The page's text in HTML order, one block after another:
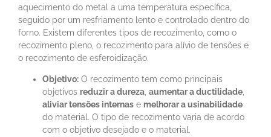
aquecimento do metal a uma temperatura específica,
seguido por um resfriamento lento e controlado dentro do
forno. Existem diferentes tipos de recozimento, como o
recozimento pleno, o recozimento para alívio de tensões e
o recozimento de esferoidização.
Objetivo: O recozimento tem como principais
objetivos reduzir a dureza, aumentar a ductilidade,
aliviar tensões internas e melhorar a usinabilidade
do material. O tipo de recozimento varia de acordo
com o objetivo desejado e o material.